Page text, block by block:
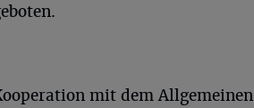
mit dem